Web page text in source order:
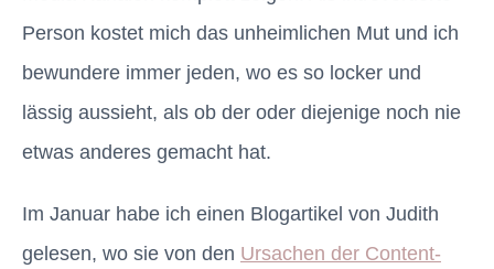
Person kostet mich das unheimlichen Mut und ich
bewundere immer jeden, wo es so locker und
lässig aussieht, als ob der oder diejenige noch nie
etwas anderes gemacht hat.
Im Januar habe ich einen Blogartikel von Judith
gelesen, wo sie von den Ursachen der Content-